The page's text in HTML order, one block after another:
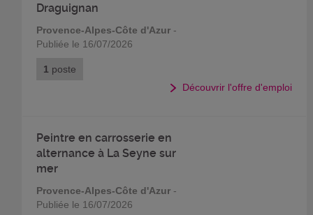
Draguignan
Provence-Alpes-Côte d'Azur-
Publiée le 16/07/2026
1 poste
Découvrir l'offre d'emploi
Peintre en carrosserie en
alternance à La Seyne sur
mer
Provence-Alpes-Côte d'Azur-
Publiée le 16/07/2026